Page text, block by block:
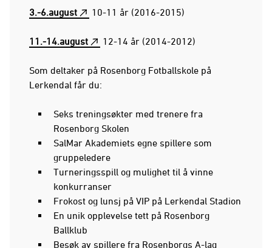
3.-6.august 10-11 år (2016-2015)
11.-14.august 12-14 år (2014-2012)
Som deltaker på Rosenborg Fotballskole på
Lerkendal får du:
Seks treningsøkter med trenere fra
Rosenborg Skolen
SalMar Akademiets egne spillere som
gruppeledere
Turneringsspill og mulighet til å vinne
konkurranser
Frokost og lunsj på VIP på Lerkendal Stadion
En unik opplevelse tett på Rosenborg
Ballklub
Besøk av spillere fra Rosenborgs A-lag